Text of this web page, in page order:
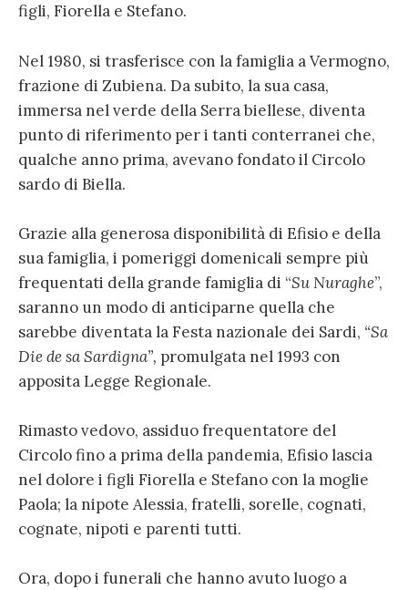
figli, Fiorella e Stefano.
Nel 1980, si trasferisce con la famiglia a Vermogno,
frazione di Zubiena. Da subito, la sua casa,
immersa nel verde della Serra biellese, diventa
punto di riferimento per i tanti conterranei che,
qualche anno prima, avevano fondato il Circolo
sardo di Biella.
Grazie alla generosa disponibilità di Efisio e della
sua famiglia, i pomeriggi domenicali sempre più
frequentati della grande famiglia di “Su Nuraghe”,
saranno un modo di anticiparne quella che
sarebbe diventata la Festa nazionale dei Sardi, “Sa
Die de sa Sardigna”, promulgata nel 1993 con
apposita Legge Regionale.
Rimasto vedovo, assiduo frequentatore del
Circolo fino a prima della pandemia, Efisio lascia
nel dolore i figli Fiorella e Stefano con la moglie
Paola; la nipote Alessia, fratelli, sorelle, cognati,
cognate, nipoti e parenti tutti.
Ora, dopo i funerali che hanno avuto luogo a